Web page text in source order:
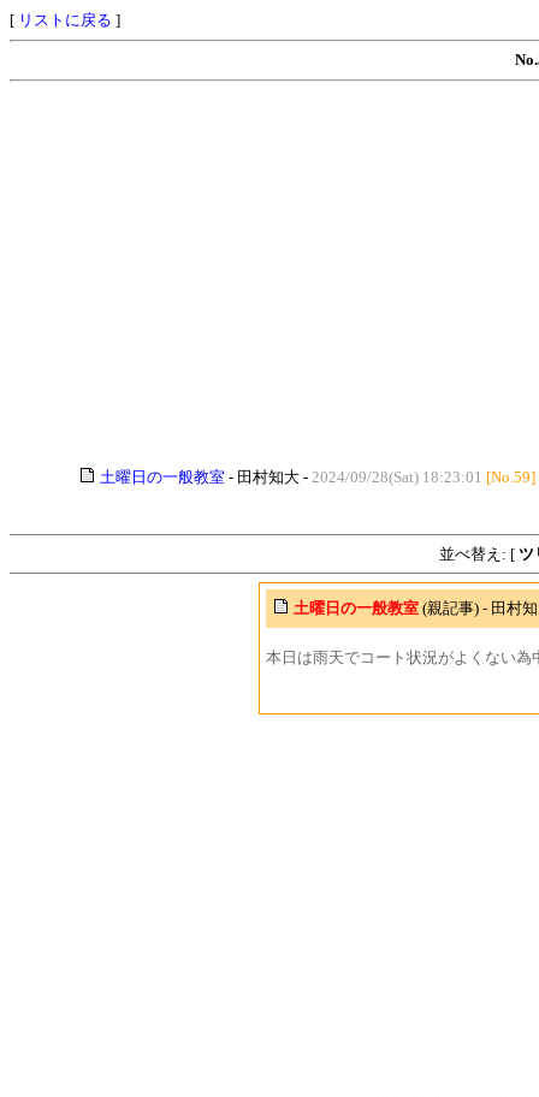
[ リストに戻る ]
土曜日の一般教室 - 田村知大 - 2024/09/28(Sat) 18:23:01 [No.59]
並べ替え: [ ツ
土曜日の一般教室 (親記事) - 田村
本日は雨天でコート状況がよくない